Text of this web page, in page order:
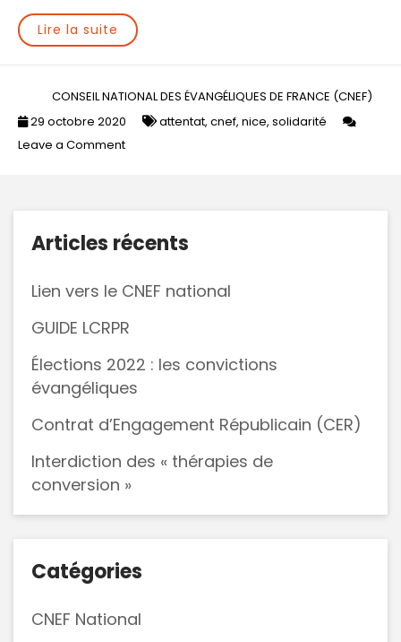
Lire la suite
CONSEIL NATIONAL DES ÉVANGÉLIQUES DE FRANCE (CNEF)
29 octobre 2020
attentat, cnef, nice, solidarité
Leave a Commenton
:
du
Articles récents
Lien vers le CNEF national
GUIDE LCRPR
Élections 2022 : les convictions
évangéliques
Contrat d’Engagement Républicain (CER)
Interdiction des « thérapies de
conversion »
Catégories
CNEF National